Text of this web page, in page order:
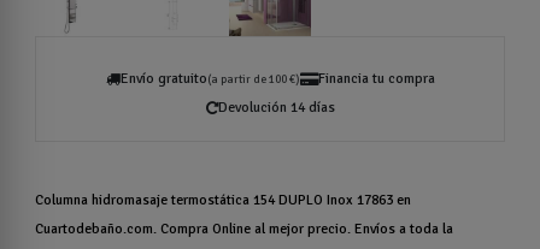
Envío gratuito(a partir de 100 €)
Financia tu compra
Devolución 14 días
Columna hidromasaje termostática 154 DUPLO Inox 17863 en
Cuartodebaño.com. Compra Online al mejor precio. Envíos a toda la